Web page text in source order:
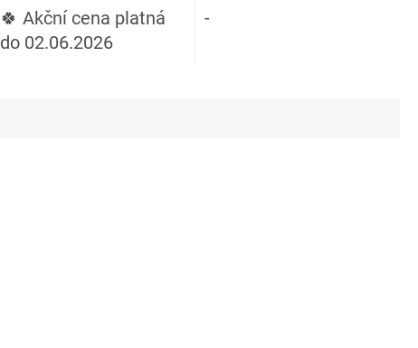
🍀 Akční cena platná
do 02.06.2026
-